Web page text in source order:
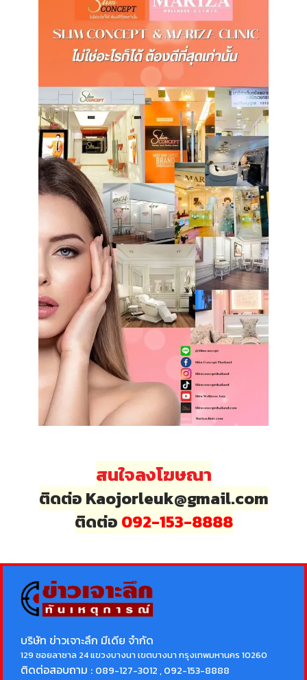
สนใจลงโฆษณา
ติดต่อ Kaojorleuk@gmail.com
ติดต่อ 092-153-8888
บริษัท ข่าวเจาะลึก มีเดีย จำกัด
129 ซอยลาซาล 24 แขวงบางนา เขตบางนา กรุงเทพมหานคร 10260
ติดต่อสอบถาม : 089-127-3012 , 092-153-8888